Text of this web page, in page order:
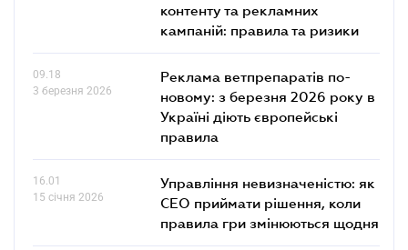
контенту та рекламних
кампаній: правила та ризики
09.18
3 березня 2026
Реклама ветпрепаратів по-
новому: з березня 2026 року в
Україні діють європейські
правила
16.01
15 січня 2026
Управління невизначеністю: як
СЕО приймати рішення, коли
правила гри змінюються щодня